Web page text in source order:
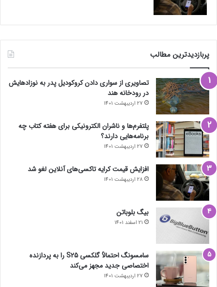
پربازدیدترین مطالب
تصاویری از سواری دادن کروکودیل پدر به نوزادهایش
در رودخانه هند
27 اردیبهشت 1401
پلتفرم‌ها و ناشران الکترونیکی برای هفته کتاب چه
برنامه‌هایی دارند؟
27 اردیبهشت 1401
افزایش قیمت کرایه تاکسی‌های آنلاین لغو شد
28 اردیبهشت 1401
بیگ بلوباتن
21 اسفند 1401
سامسونگ احتمالاً گلکسی S25 را به پردازنده
اختصاصی جدید مجهز می‌کند
27 اردیبهشت 1401